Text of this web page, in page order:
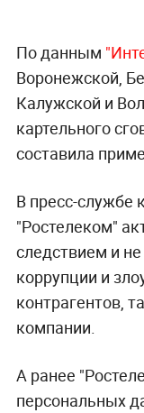
По данным
Воронежской,
Калужской и
картельного
составила
В пресс-службе
"Ростелеком"
следствием и
коррупции и
контрагентов,
компании.
А ранее
персональных